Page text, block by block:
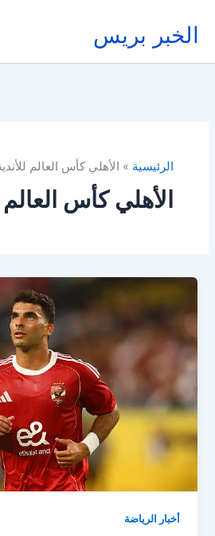
المحتوى
الخبر بريس
الرئيسية الأهلي كأس العالم
الأهلي كأس العالم
أخبار الرياضة